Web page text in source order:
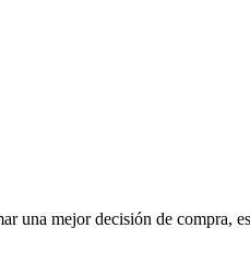
una mejor decisión de compra,